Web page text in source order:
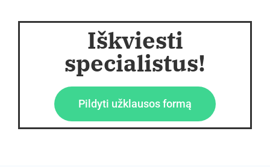
Iškviesti
specialistus!
Pildyti užklausos formą